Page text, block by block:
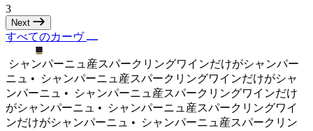
3
Next
すべてのカーヴ
シャンパーニュ産スパークリングワインだけがシャンパー
ニュ •
シャンパーニュ産スパークリングワインだけがシャ
ンパーニュ •
シャンパーニュ産スパークリングワインだけ
がシャンパーニュ •
シャンパーニュ産スパークリングワイ
ンだけがシャンパーニュ •
シャンパーニュ産スパークリン